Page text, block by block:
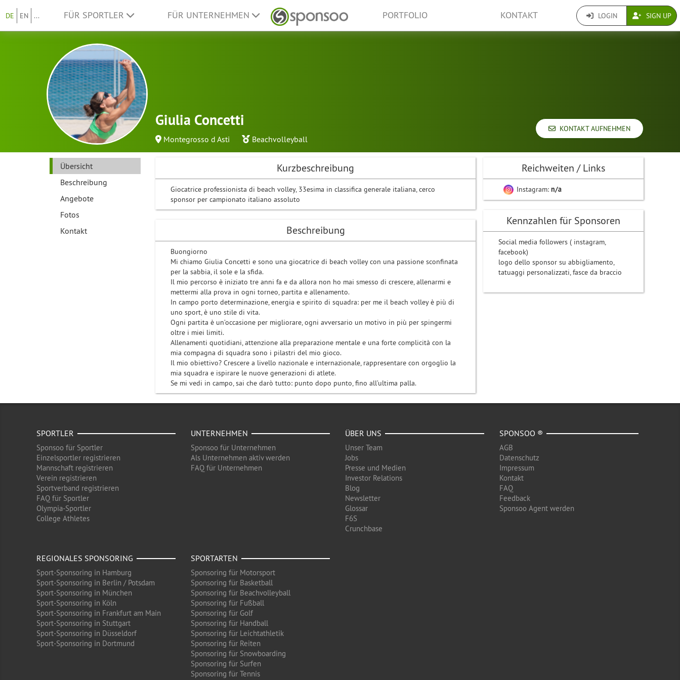
DE EN ... FÜR SPORTLER FÜR UNTERNEHMEN PORTFOLIO KONTAKT LOGIN SIGN UP
Giulia Concetti
Montegrosso d Asti Beachvolleyball
KONTAKT AUFNEHMEN
Übersicht
Beschreibung
Angebote
Fotos
Kontakt
Kurzbeschreibung
Giocatrice professionista di beach volley, 33esima in classifica generale italiana, cerco
sponsor per campionato italiano assoluto
Beschreibung
Buongiorno
Mi chiamo Giulia Concetti e sono una giocatrice di beach volley con una passione sconfinata
per la sabbia, il sole e la sfida.
Il mio percorso è iniziato tre anni fa e da allora non ho mai smesso di crescere, allenarmi e
mettermi alla prova in ogni torneo, partita e allenamento.
In campo porto determinazione, energia e spirito di squadra: per me il beach volley è più di
uno sport, è uno stile di vita.
Ogni partita è un’occasione per migliorare, ogni avversario un motivo in più per spingermi
oltre i miei limiti.
Allenamenti quotidiani, attenzione alla preparazione mentale e una forte complicità con la
mia compagna di squadra sono i pilastri del mio gioco.
Il mio obiettivo? Crescere a livello nazionale e internazionale, rappresentare con orgoglio la
mia squadra e ispirare le nuove generazioni di atlete.
Se mi vedi in campo, sai che darò tutto: punto dopo punto, fino all’ultima palla.
Reichweiten / Links
Instagram:n/a
Kennzahlen für Sponsoren
Social media followers ( instagram,
facebook)
logo dello sponsor su abbigliamento,
tatuaggi personalizzati, fasce da braccio
SPORTLER
Sponsoo für Sportler
Einzelsportler registrieren
Mannschaft registrieren
Verein registrieren
Sportverband registrieren
FAQ für Sportler
Olympia-Sportler
College Athletes
UNTERNEHMEN
Sponsoo für Unternehmen
Als Unternehmen aktiv werden
FAQ für Unternehmen
ÜBER UNS
Unser Team
Jobs
Presse und Medien
Investor Relations
Blog
Newsletter
Glossar
F6S
Crunchbase
SPONSOO ®
AGB
Datenschutz
Impressum
Kontakt
FAQ
Feedback
Sponsoo Agent werden
REGIONALES SPONSORING
Sport-Sponsoring in Hamburg
Sport-Sponsoring in Berlin / Potsdam
Sport-Sponsoring in München
Sport-Sponsoring in Köln
Sport-Sponsoring in Frankfurt am Main
Sport-Sponsoring in Stuttgart
Sport-Sponsoring in Düsseldorf
Sport-Sponsoring in Dortmund
SPORTARTEN
Sponsoring für Motorsport
Sponsoring für Basketball
Sponsoring für Beachvolleyball
Sponsoring für Fußball
Sponsoring für Golf
Sponsoring für Handball
Sponsoring für Leichtathletik
Sponsoring für Reiten
Sponsoring für Snowboarding
Sponsoring für Surfen
Sponsoring für Tennis